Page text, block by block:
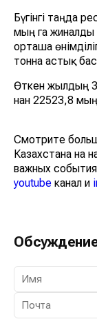
Бүгінгі таңда
мың га
орташа
тонна астық
Өткен жылдың
нан 22523,8 мың
Смотрите
Казахстана на
важных
youtube канал и